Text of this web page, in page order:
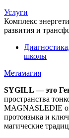
Услуги
Комплекс
развития и
школы
Метамагия
SYGILL — это
пространства
MAGNASLEDIE
протоязыка и
магические